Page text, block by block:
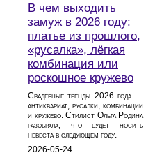
В чем выходить
замуж в 2026 году:
платье из прошлого,
«русалка», лёгкая
комбинация или
роскошное кружево
Свадебные тренды 2026 года —
антиквариат, русалки, комбинации
и кружево. Стилист Ольга Родина
разобрала, что будет носить
невеста в следующем году.
2026-05-24